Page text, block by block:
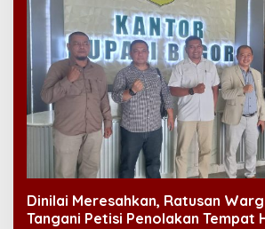
Dinilai Meresahkan, Ratusan
Tangani Petisi Penolakan Tempat